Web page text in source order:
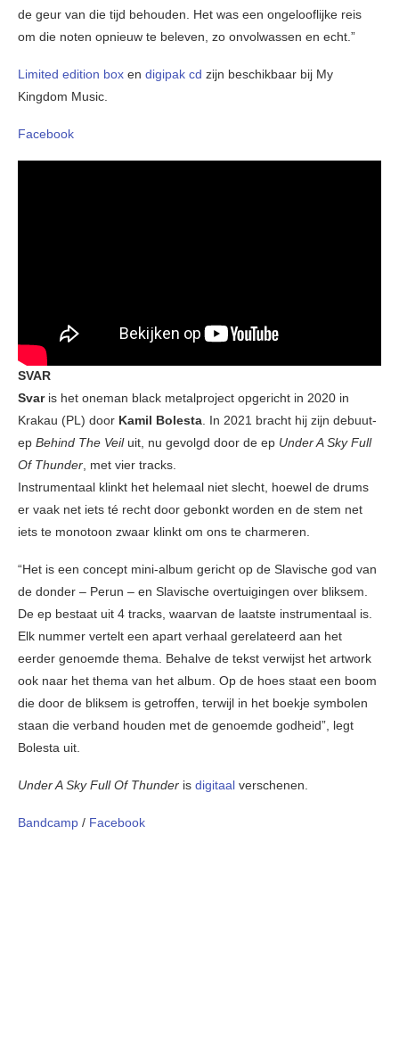
de geur van die tijd behouden. Het was een ongelooflijke reis
om die noten opnieuw te beleven, zo onvolwassen en echt.”
Limited edition box en digipak cd zijn beschikbaar bij My
Kingdom Music.
Facebook
SVAR
Svaris het oneman black metalproject opgericht in 2020 in
Krakau (PL) door Kamil Bolesta. In 2021 bracht hij zijn debuut-
ep Behind The Veiluit, nu gevolgd door de ep Under A Sky Full
Of Thunder, met vier tracks.
Instrumentaal klinkt het helemaal niet slecht, hoewel de drums
er vaak net iets té recht door gebonkt worden en de stem net
iets te monotoon zwaar klinkt om ons te charmeren.
“Het is een concept mini-album gericht op de Slavische god van
de donder – Perun – en Slavische overtuigingen over bliksem.
De ep bestaat uit 4 tracks, waarvan de laatste instrumentaal is.
Elk nummer vertelt een apart verhaal gerelateerd aan het
eerder genoemde thema. Behalve de tekst verwijst het artwork
ook naar het thema van het album. Op de hoes staat een boom
die door de bliksem is getroffen, terwijl in het boekje symbolen
staan ​​die verband houden met de genoemde godheid”, legt
Bolesta uit.
Under A Sky Full Of Thunder is digitaal verschenen.
Bandcamp / Facebook